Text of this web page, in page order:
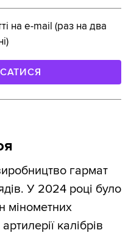
на e-mail (раз на два
гармат
У 2024 році було
мінометних
калібрів